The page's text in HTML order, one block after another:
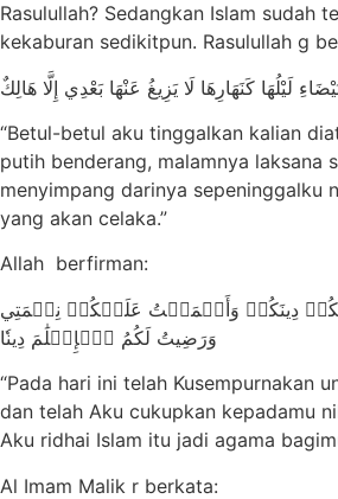
Rasulullah? Sedangkan Islam sudah
kekaburan sedikitpun. Rasulullah g
لَيْلُهَا كَنَهَارِهَا لَا يَزِيغُ عَنْهَا بَعْدِي إِلَّا هَالِكٌ
“Betul-betul aku tinggalkan kalian
putih benderang, malamnya laksana
menyimpang darinya sepeninggalku
yang akan celaka.”
Allah berfirman:
دِينَكُمۡ وَأَتۡمَمۡتُ عَلَيۡكُمۡ نِعۡمَتِي
وَرَضِيتُ لَكُمُ ٱلۡإِسۡلَٰمَ دِينٗا
“Pada hari ini telah Kusempurnakan
dan telah Aku cukupkan kepadamu
Aku ridhai Islam itu jadi agama
Al Imam Malik r berkata: